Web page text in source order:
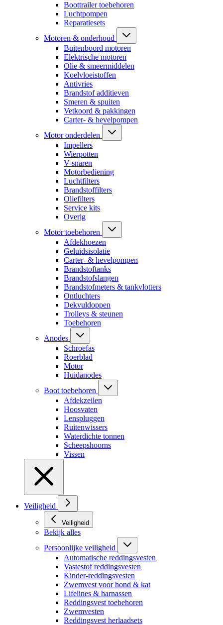
Boottrailer toebehoren
Luchtpompen
Reparatiesets
Motoren & onderhoud
Buitenboord motoren
Elektrische motoren
Olie & smeermiddelen
Koelvloeistoffen
Antivries
Brandstof additieven
Smeren & spuiten
Vetkoord & pakkingen
Carter- & hevelpompen
Motor onderdelen
Impellers
Wierpotten
V-snaren
Motorbediening
Luchtfilters
Brandstoffilters
Oliefilters
Service kits
Overig
Motor toebehoren
Afdekhoezen
Geluidsisolatie
Carter- & hevelpompen
Brandstoftanks
Brandstofslangen
Brandstofmeters & tankvlotters
Ontluchters
Dekvuldoppen
Trolleys & steunen
Toebehoren
Anodes
Schroefas
Roerblad
Motor
Huidanodes
Boot toebehoren
Afdekzeilen
Hoosvaten
Lenspluggen
Ruitenwissers
Waterdichte tonnen
Scheepshoorns
Vissen
Veiligheid
Veiligheid
Bekijk alles
Persoonlijke veiligheid
Automatische reddingsvesten
Vastestof reddingsvesten
Kinder-reddingsvesten
Zwemvest voor hond & kat
Lifelines & harnassen
Reddingsvest toebehoren
Zwemvesten
Reddingsvest herlaadsets